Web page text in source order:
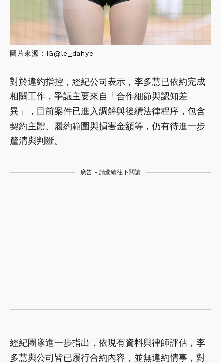
圖片來源：IG@le_dahye
對於違約指控，經紀公司表示，李多慧已依約完成
相關工作，爭議主要來自「合作細節與認知差
異」，目前案件已進入調解與後續法律程序，包含
契約主體、履約範圍與損害金額等，仍有待進一步
釐清與判斷。
廣告 - 請繼續往下閱讀
經紀團隊進一步指出，依現有資料與律師評估，李
多慧與公司皆已履行合約內容，並無違約情事，對